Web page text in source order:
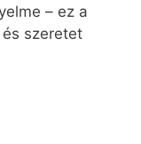
– ez a
szeretet